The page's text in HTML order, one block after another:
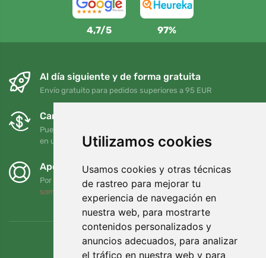
Utilizamos cookies
Usamos cookies y otras técnicas
de rastreo para mejorar tu
experiencia de navegación en
nuestra web, para mostrarte
contenidos personalizados y
anuncios adecuados, para analizar
el tráfico en nuestra web y para
4,7/5 97%
Al día siguiente y de forma gratuita
Envío gratuito para pedidos superiores a 95 EUR
Cambios y devoluciones gratuitos
Puede devolver o cambiar su pedido en cualquier momento
en un plazo de 90 días
Apoyamos a Trees.org
Por cada pedido plantamos un árbol. Leer más
somos